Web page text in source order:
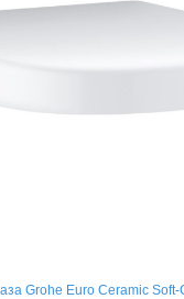
Grohe Euro Ceramic